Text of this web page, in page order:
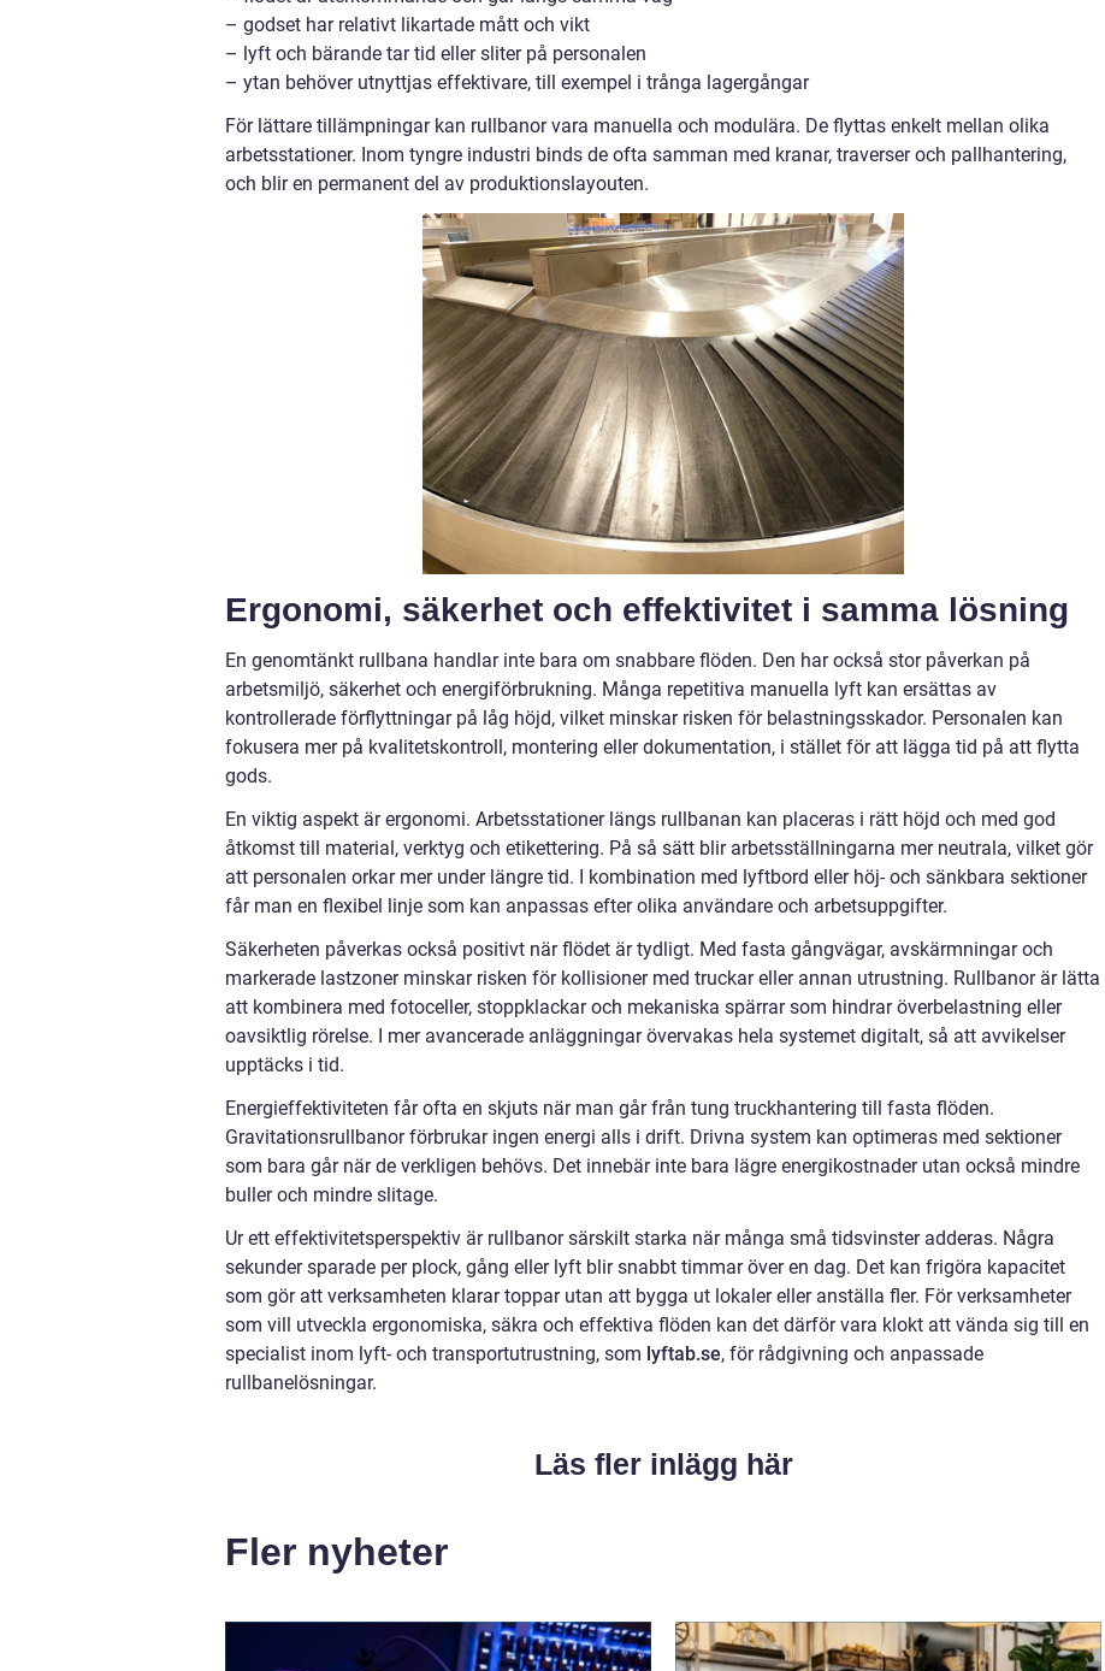
– godset har relativt likartade mått och vikt
– lyft och bärande tar tid eller sliter på personalen
– ytan behöver utnyttjas effektivare, till exempel i trånga lagergångar
För lättare tillämpningar kan rullbanor vara manuella och modulära. De flyttas enkelt mellan olika
arbetsstationer. Inom tyngre industri binds de ofta samman med kranar, traverser och pallhantering,
och blir en permanent del av produktionslayouten.
Ergonomi, säkerhet och effektivitet i samma lösning
En genomtänkt rullbana handlar inte bara om snabbare flöden. Den har också stor påverkan på
arbetsmiljö, säkerhet och energiförbrukning. Många repetitiva manuella lyft kan ersättas av
kontrollerade förflyttningar på låg höjd, vilket minskar risken för belastningsskador. Personalen kan
fokusera mer på kvalitetskontroll, montering eller dokumentation, i stället för att lägga tid på att flytta
gods.
En viktig aspekt är ergonomi. Arbetsstationer längs rullbanan kan placeras i rätt höjd och med god
åtkomst till material, verktyg och etikettering. På så sätt blir arbetsställningarna mer neutrala, vilket gör
att personalen orkar mer under längre tid. I kombination med lyftbord eller höj- och sänkbara sektioner
får man en flexibel linje som kan anpassas efter olika användare och arbetsuppgifter.
Säkerheten påverkas också positivt när flödet är tydligt. Med fasta gångvägar, avskärmningar och
markerade lastzoner minskar risken för kollisioner med truckar eller annan utrustning. Rullbanor är lätta
att kombinera med fotoceller, stoppklackar och mekaniska spärrar som hindrar överbelastning eller
oavsiktlig rörelse. I mer avancerade anläggningar övervakas hela systemet digitalt, så att avvikelser
upptäcks i tid.
Energieffektiviteten får ofta en skjuts när man går från tung truckhantering till fasta flöden.
Gravitationsrullbanor förbrukar ingen energi alls i drift. Drivna system kan optimeras med sektioner
som bara går när de verkligen behövs. Det innebär inte bara lägre energikostnader utan också mindre
buller och mindre slitage.
Ur ett effektivitetsperspektiv är rullbanor särskilt starka när många små tidsvinster adderas. Några
sekunder sparade per plock, gång eller lyft blir snabbt timmar över en dag. Det kan frigöra kapacitet
som gör att verksamheten klarar toppar utan att bygga ut lokaler eller anställa fler. För verksamheter
som vill utveckla ergonomiska, säkra och effektiva flöden kan det därför vara klokt att vända sig till en
specialist inom lyft- och transportutrustning, som lyftab.se, för rådgivning och anpassade
rullbanelösningar.
Läs fler inlägg här
Fler nyheter